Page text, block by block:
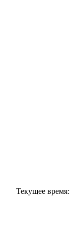
Текущее время: